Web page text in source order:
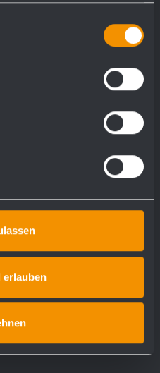
erlauben
(w/o lock)